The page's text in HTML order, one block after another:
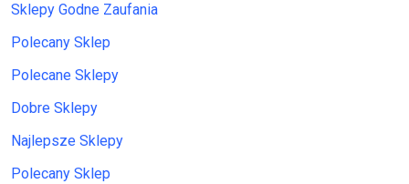
Sklepy Godne Zaufania
Polecany Sklep
Polecane Sklepy
Dobre Sklepy
Najlepsze Sklepy
Polecany Sklep